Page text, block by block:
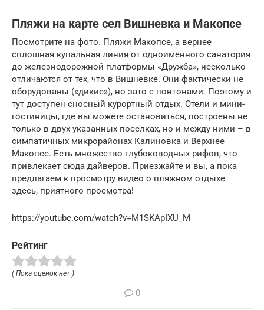
Пляжи на карте сел Вишневка и Макопсе
Посмотрите на фото. Пляжи Макопсе, а вернее
сплошная купальная линия от одноименного санатория
до железнодорожной платформы «Дружба», несколько
отличаются от тех, что в Вишневке. Они фактически не
оборудованы («дикие»), но зато с понтонами. Поэтому и
тут доступен сносный курортный отдых. Отели и мини-
гостиницы, где вы можете остановиться, построены не
только в двух указанных поселках, но и между ними – в
симпатичных микрорайонах Калиновка и Верхнее
Макопсе. Есть множество глубоководных рифов, что
привлекает сюда дайверов. Приезжайте и вы, а пока
предлагаем к просмотру видео о пляжном отдыхе
здесь, приятного просмотра!
https://youtube.com/watch?v=M1SKApIXU_M
Рейтинг
( Пока оценок нет )
0